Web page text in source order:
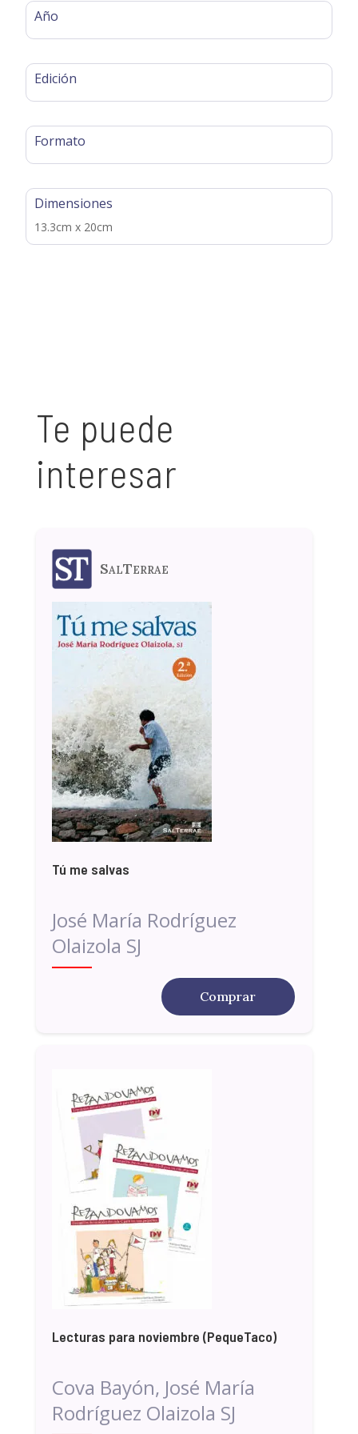
Año
Edición
Formato
Dimensiones
13.3cm x 20cm
Te puede
interesar
SalTerrae
Tú me salvas
José María Rodríguez
Olaizola SJ
Comprar
Lecturas para noviembre (PequeTaco)
Cova Bayón, José María
Rodríguez Olaizola SJ